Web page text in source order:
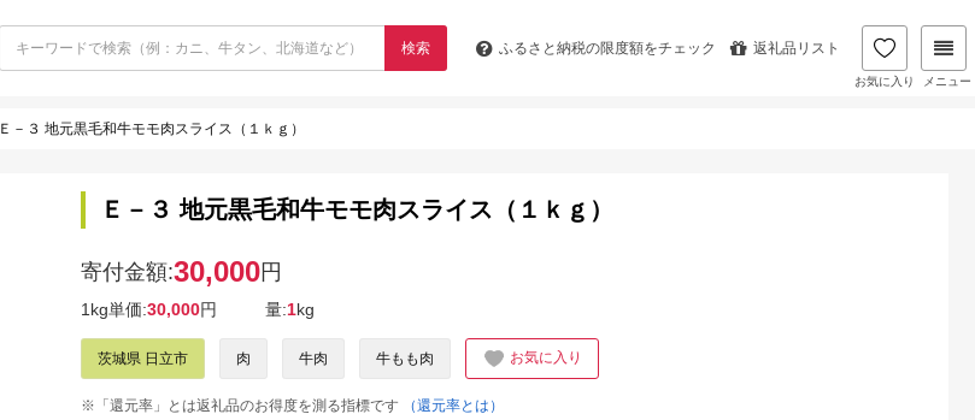
検索 ふるさと納税の限度額をチェック 返礼品リスト
お気に入り メニュー
Ｅ－３ 地元黒毛和牛モモ肉スライス（１ｋｇ）
Ｅ－３ 地元黒毛和牛モモ肉スライス（１ｋｇ）
寄付金額:30,000円
1kg単価:30,000円 量:1kg
茨城県 日立市 肉 牛肉 牛もも肉 お気に入り
※「還元率」とは返礼品のお得度を測る指標です
（還元率とは）